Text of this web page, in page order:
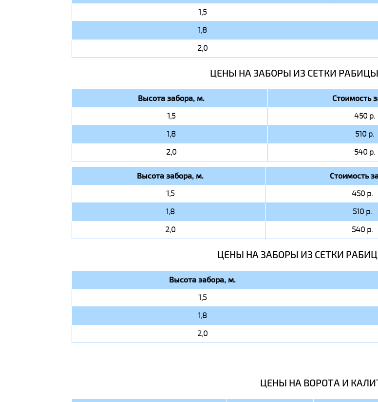
1,5
1,8
2,0
ЦЕНЫ НА ЗАБОРЫ ИЗ СЕТКИ
Высота забора, м. Стоимость
1,5 450 р.
1,8
510 р.
2,0
540 р.
Высота забора, м. Стоимость
1,5 450 р.
1,8
510 р.
2,0
540 р.
ЦЕНЫ НА ЗАБОРЫ ИЗ СЕТКИ
Высота забора, м.
1,5
1,8
2,0
ЦЕНЫ НА ВОРОТА И